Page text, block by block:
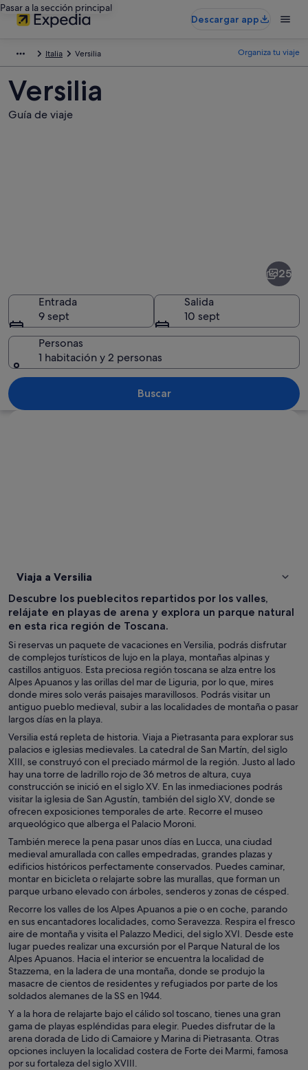
Pasar a la sección principal
Descargar app
Italia Versilia Organiza tu viaje
Versilia
Guía de viaje
Una calle con coches estacionados,
25
Entrada
9 sept
Salida
10 sept
Personas
1 habitación y 2 personas
Buscar
Viaja a Versilia
Descubre los pueblecitos repartidos por los valles,
relájate en playas de arena y explora un parque natural
en esta rica región de Toscana.
Si reservas un paquete de vacaciones en Versilia, podrás disfrutar
de complejos turísticos de lujo en la playa, montañas alpinas y
castillos antiguos. Esta preciosa región toscana se alza entre los
Alpes Apuanos y las orillas del mar de Liguria, por lo que, mires
donde mires solo verás paisajes maravillosos. Podrás visitar un
antiguo pueblo medieval, subir a las localidades de montaña o pasar
largos días en la playa.
Versilia está repleta de historia. Viaja a Pietrasanta para explorar sus
palacios e iglesias medievales. La catedral de San Martín, del siglo
XIII, se construyó con el preciado mármol de la región. Justo al lado
hay una torre de ladrillo rojo de 36 metros de altura, cuya
construcción se inició en el siglo XV. En las inmediaciones podrás
visitar la iglesia de San Agustín, también del siglo XV, donde se
ofrecen exposiciones temporales de arte. Recorre el museo
arqueológico que alberga el Palacio Moroni.
También merece la pena pasar unos días en Lucca, una ciudad
medieval amurallada con calles empedradas, grandes plazas y
edificios históricos perfectamente conservados. Puedes caminar,
montar en bicicleta o relajarte sobre las murallas, que forman un
parque urbano elevado con árboles, senderos y zonas de césped.
Recorre los valles de los Alpes Apuanos a pie o en coche, parando
en sus encantadores localidades, como Seravezza. Respira el fresco
aire de montaña y visita el Palazzo Medici, del siglo XVI. Desde este
lugar puedes realizar una excursión por el Parque Natural de los
Alpes Apuanos. Hacia el interior se encuentra la localidad de
Stazzema, en la ladera de una montaña, donde se produjo la
masacre de cientos de residentes y refugiados por parte de los
soldados alemanes de la SS en 1944.
Y a la hora de relajarte bajo el cálido sol toscano, tienes una gran
gama de playas espléndidas para elegir. Puedes disfrutar de la
arena dorada de Lido di Camaiore y Marina di Pietrasanta. Otras
opciones incluyen la localidad costera de Forte dei Marmi, famosa
por su fortaleza del siglo XVIII.